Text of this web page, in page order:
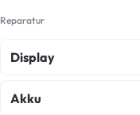
Reparatur
Display
Display Reparatur
Akku